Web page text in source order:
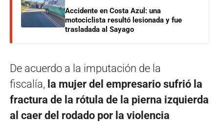
Accidente en Costa Azul: una
motociclista resultó lesionada y fue
trasladada al Sayago
De acuerdo a la imputación de la
fiscalía, la mujer del empresario sufrió la
fractura de la rótula de la pierna izquierda
al caer del rodado por la violencia